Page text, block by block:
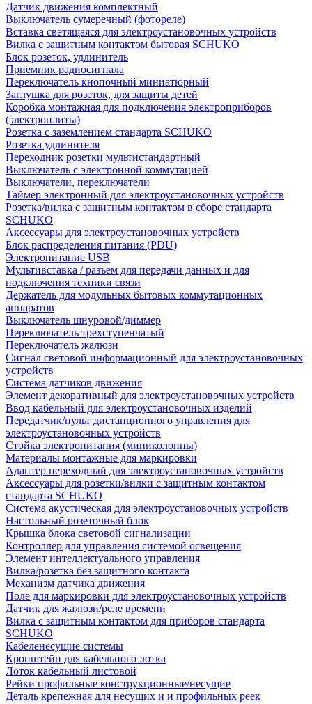
Датчик движения комплектный
Выключатель сумеречный (фотореле)
Вставка светящаяся для электроустановочных устройств
Вилка с защитным контактом бытовая SCHUKO
Блок розеток, удлинитель
Приемник радиосигнала
Переключатель кнопочный миниатюрный
Заглушка для розеток, для защиты детей
Коробка монтажная для подключения электроприборов
(электроплиты)
Розетка с заземлением стандарта SCHUKO
Розетка удлинителя
Переходник розетки мультистандартный
Выключатель с электронной коммутацией
Выключатели, переключатели
Таймер электронный для электроустановочных устройств
Розетка/вилка с защитным контактом в сборе стандарта
SCHUKO
Аксессуары для электроустановочных устройств
Блок распределения питания (PDU)
Электропитание USB
Мультивставка / разъем для передачи данных и для
подключения техники связи
Держатель для модульных бытовых коммутационных
аппаратов
Выключатель шнуровой/диммер
Переключатель трехступенчатый
Переключатель жалюзи
Сигнал световой информационный для электроустановочных
устройств
Система датчиков движения
Элемент декоративный для электроустановочных устройств
Ввод кабельный для электроустановочных изделий
Передатчик/пульт дистанционного управления для
электроустановочных устройств
Стойка электропитания (миниколонны)
Материалы монтажные для маркировки
Адаптер переходный для электроустановочных устройств
Аксессуары для розетки/вилки с защитным контактом
стандарта SCHUKO
Система акустическая для электроустановочных устройств
Настольный розеточный блок
Крышка блока световой сигнализации
Контроллер для управления системой освещения
Элемент интеллектуального управления
Вилка/розетка без защитного контакта
Механизм датчика движения
Поле для маркировки для электроустановочных устройств
Датчик для жалюзи/реле времени
Вилка с защитным контактом для приборов стандарта
SCHUKO
Кабеленесущие системы
Кронштейн для кабельного лотка
Лоток кабельный листовой
Рейки профильные конструкционные/несущие
Деталь крепежная для несущих и и профильных реек